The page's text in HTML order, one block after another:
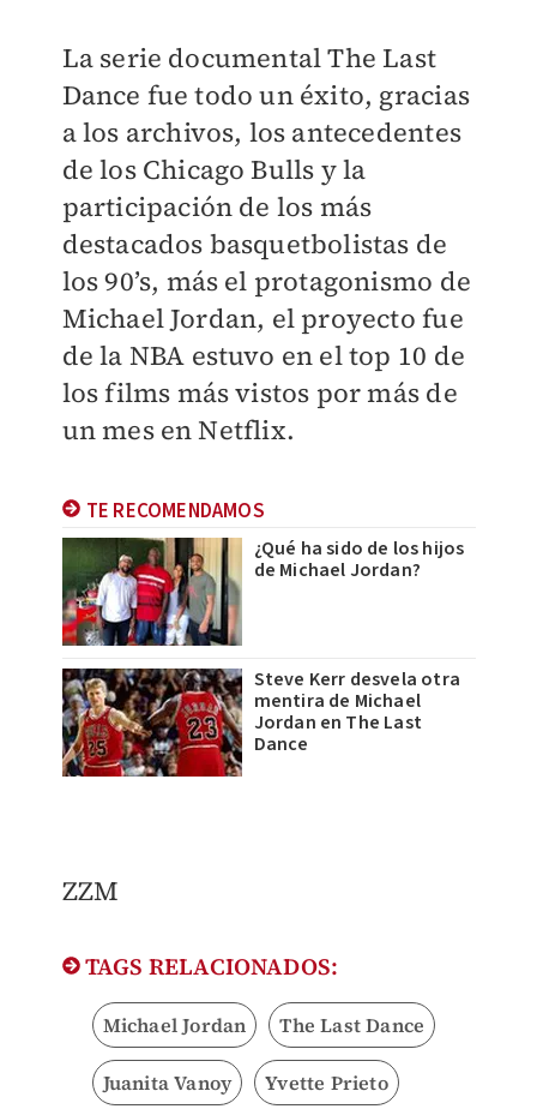
La serie documental The Last
Dance fue todo un éxito, gracias
a los archivos, los antecedentes
de los Chicago Bulls y la
participación de los más
destacados basquetbolistas de
los 90’s, más el protagonismo de
Michael Jordan, el proyecto fue
de la NBA estuvo en el top 10 de
los films más vistos por más de
un mes en Netflix.
TE RECOMENDAMOS
¿Qué ha sido de los hijos
de Michael Jordan?
Steve Kerr desvela otra
mentira de Michael
Jordan en The Last
Dance
ZZM
TAGS RELACIONADOS:
Michael Jordan The Last Dance
Juanita Vanoy Yvette Prieto